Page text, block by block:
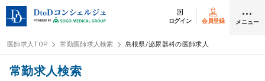
ログイン 会員登録 メニュー
ログイン
医師求人TOP 常勤医師求人検索 島根県/泌尿器科の医師求人
常勤求人検索